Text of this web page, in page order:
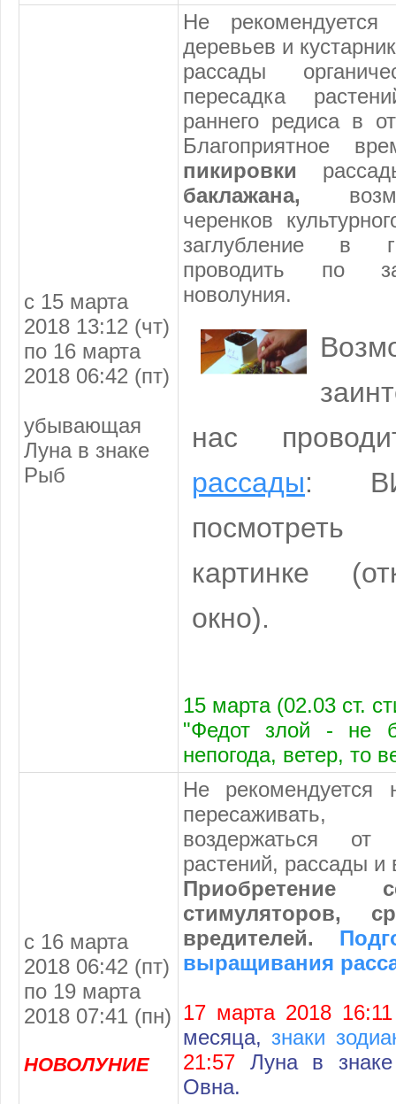
с 15 марта
2018 13:12 (чт)
по 16 марта
2018 06:42 (пт)
убывающая
Луна в знаке
Рыб
Не рекомендуется
деревьев и
рассады
пересадка
раннего редиса в
Благоприятное
пикировки
баклажана,
черенков
заглубление в
проводить по
новолуния.
нас
рассады:
картинке
окно).
15 марта (02.03 ст.
"Федот злой - не
непогода, ветер, то
с 16 марта
2018 06:42 (пт)
по 19 марта
2018 07:41 (пн)
НОВОЛУНИЕ
Не рекомендуется
пересаживать,
воздержаться от
растений, рассады и
Приобретение
стимуляторов,
вредителей.
выращивания
17 марта 2018
месяца,знаки
21:57 Луна в
Овна.